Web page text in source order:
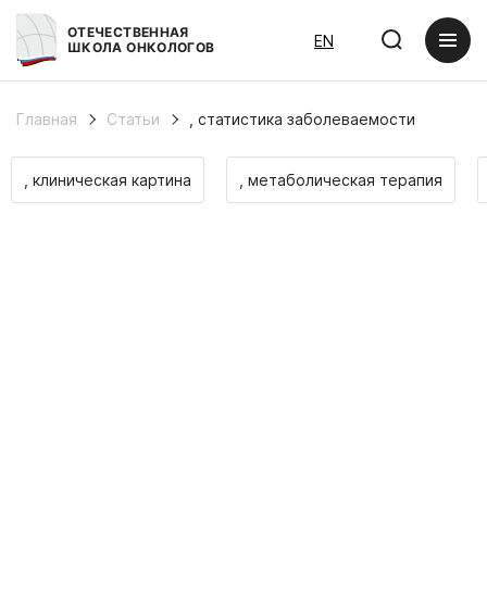
ОТЕЧЕСТВЕННАЯ
ШКОЛА ОНКОЛОГОВ
EN
Главная Статьи , статистика заболеваемости
, клиническая картина , метаболическая терапия